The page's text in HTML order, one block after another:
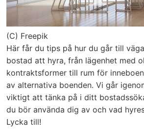
(C) Freepik
Här får du tips på hur du går till
bostad att hyra, från lägenhet med
kontraktsformer till rum för
av alternativa boenden. Vi går
viktigt att tänka på i ditt
du bör använda dig av och vad
Lycka till!